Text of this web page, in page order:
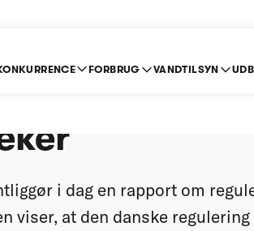
FORBRUG VANDTILSYN
i dag en rapport om
viser, at den danske